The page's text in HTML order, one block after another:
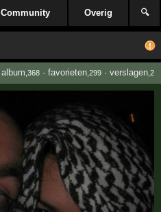
Community Overig 🔍
album ,368· favorieten,299· verslagen,2